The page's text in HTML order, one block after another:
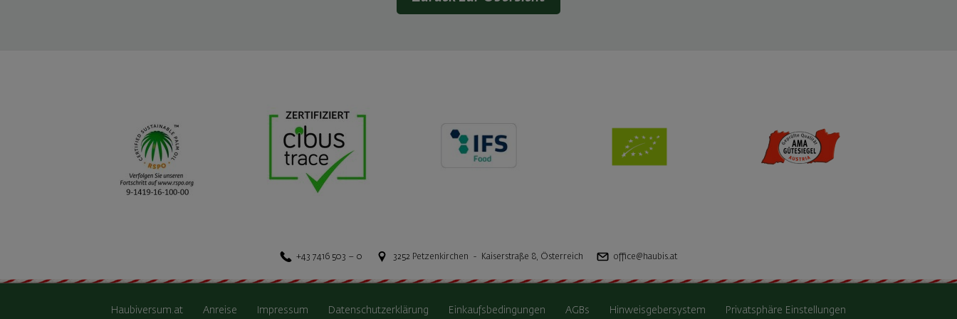
+43 7416 503 – 0 3252 Petzenkirchen - Kaiserstraße 8, Österreich office@haubis.at
Haubiversum.at Anreise Impressum Datenschutzerklärung Einkaufsbedingungen AGBs Hinweisgebersystem Privatsphäre Einstellungen